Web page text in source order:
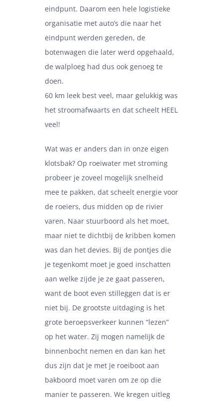
eindpunt. Daarom een hele logistieke
organisatie met auto’s die naar het
eindpunt werden gereden, de
botenwagen die later werd opgehaald,
de walploeg had dus ook genoeg te
doen.
60 km leek best veel, maar gelukkig was
het stroomafwaarts en dat scheelt HEEL
veel!
Wat was er anders dan in onze eigen
klotsbak? Op roeiwater met stroming
probeer je zoveel mogelijk snelheid
mee te pakken, dat scheelt energie voor
de roeiers, dus midden op de rivier
varen. Naar stuurboord als het moet,
maar niet te dichtbij de kribben komen
was dan het devies. Bij de pontjes die
je tegenkomt moet je goed inschatten
aan welke zijde je ze gaat passeren,
want de boot even stilleggen dat is er
niet bij. De grootste uitdaging is het
grote beroepsverkeer kunnen “lezen”
op het water. Zij mogen namelijk de
binnenbocht nemen en dan kan het
dus zijn dat je met je roeiboot aan
bakboord moet varen om ze op die
manier te passeren. We kregen uitleg